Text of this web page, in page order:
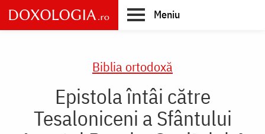
Skip
to
main
Meniu
Biblia ortodoxă
Epistola întâi către
Tesaloniceni a Sfântului